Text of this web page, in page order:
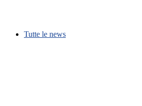
Tutte le news